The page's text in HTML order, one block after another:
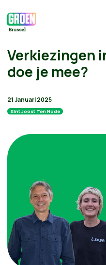
Verkiezingen
doe je mee?
21 Januari 2025
Sint Joost Ten Node